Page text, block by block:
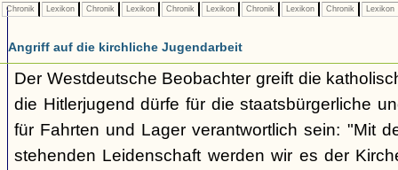
Chronik Lexikon Chronik Lexikon Chronik Lexikon Chronik Lexikon Chronik Lexikon
Angriff auf die kirchliche Jugendarbeit
Der Westdeutsche Beobachter greift die
die Hitlerjugend dürfe für die staatsbürgerliche
für Fahrten und Lager verantwortlich sein: "Mit
stehenden Leidenschaft werden wir es der